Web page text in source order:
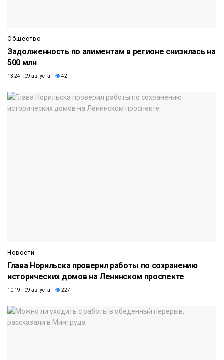
Общество
Задолженность по алиментам в регионе снизилась на
500 млн
13:24 09 августа 42
Новости
Глава Норильска проверил работы по сохранению
исторических домов на Ленинском проспекте
10:19 09 августа 227